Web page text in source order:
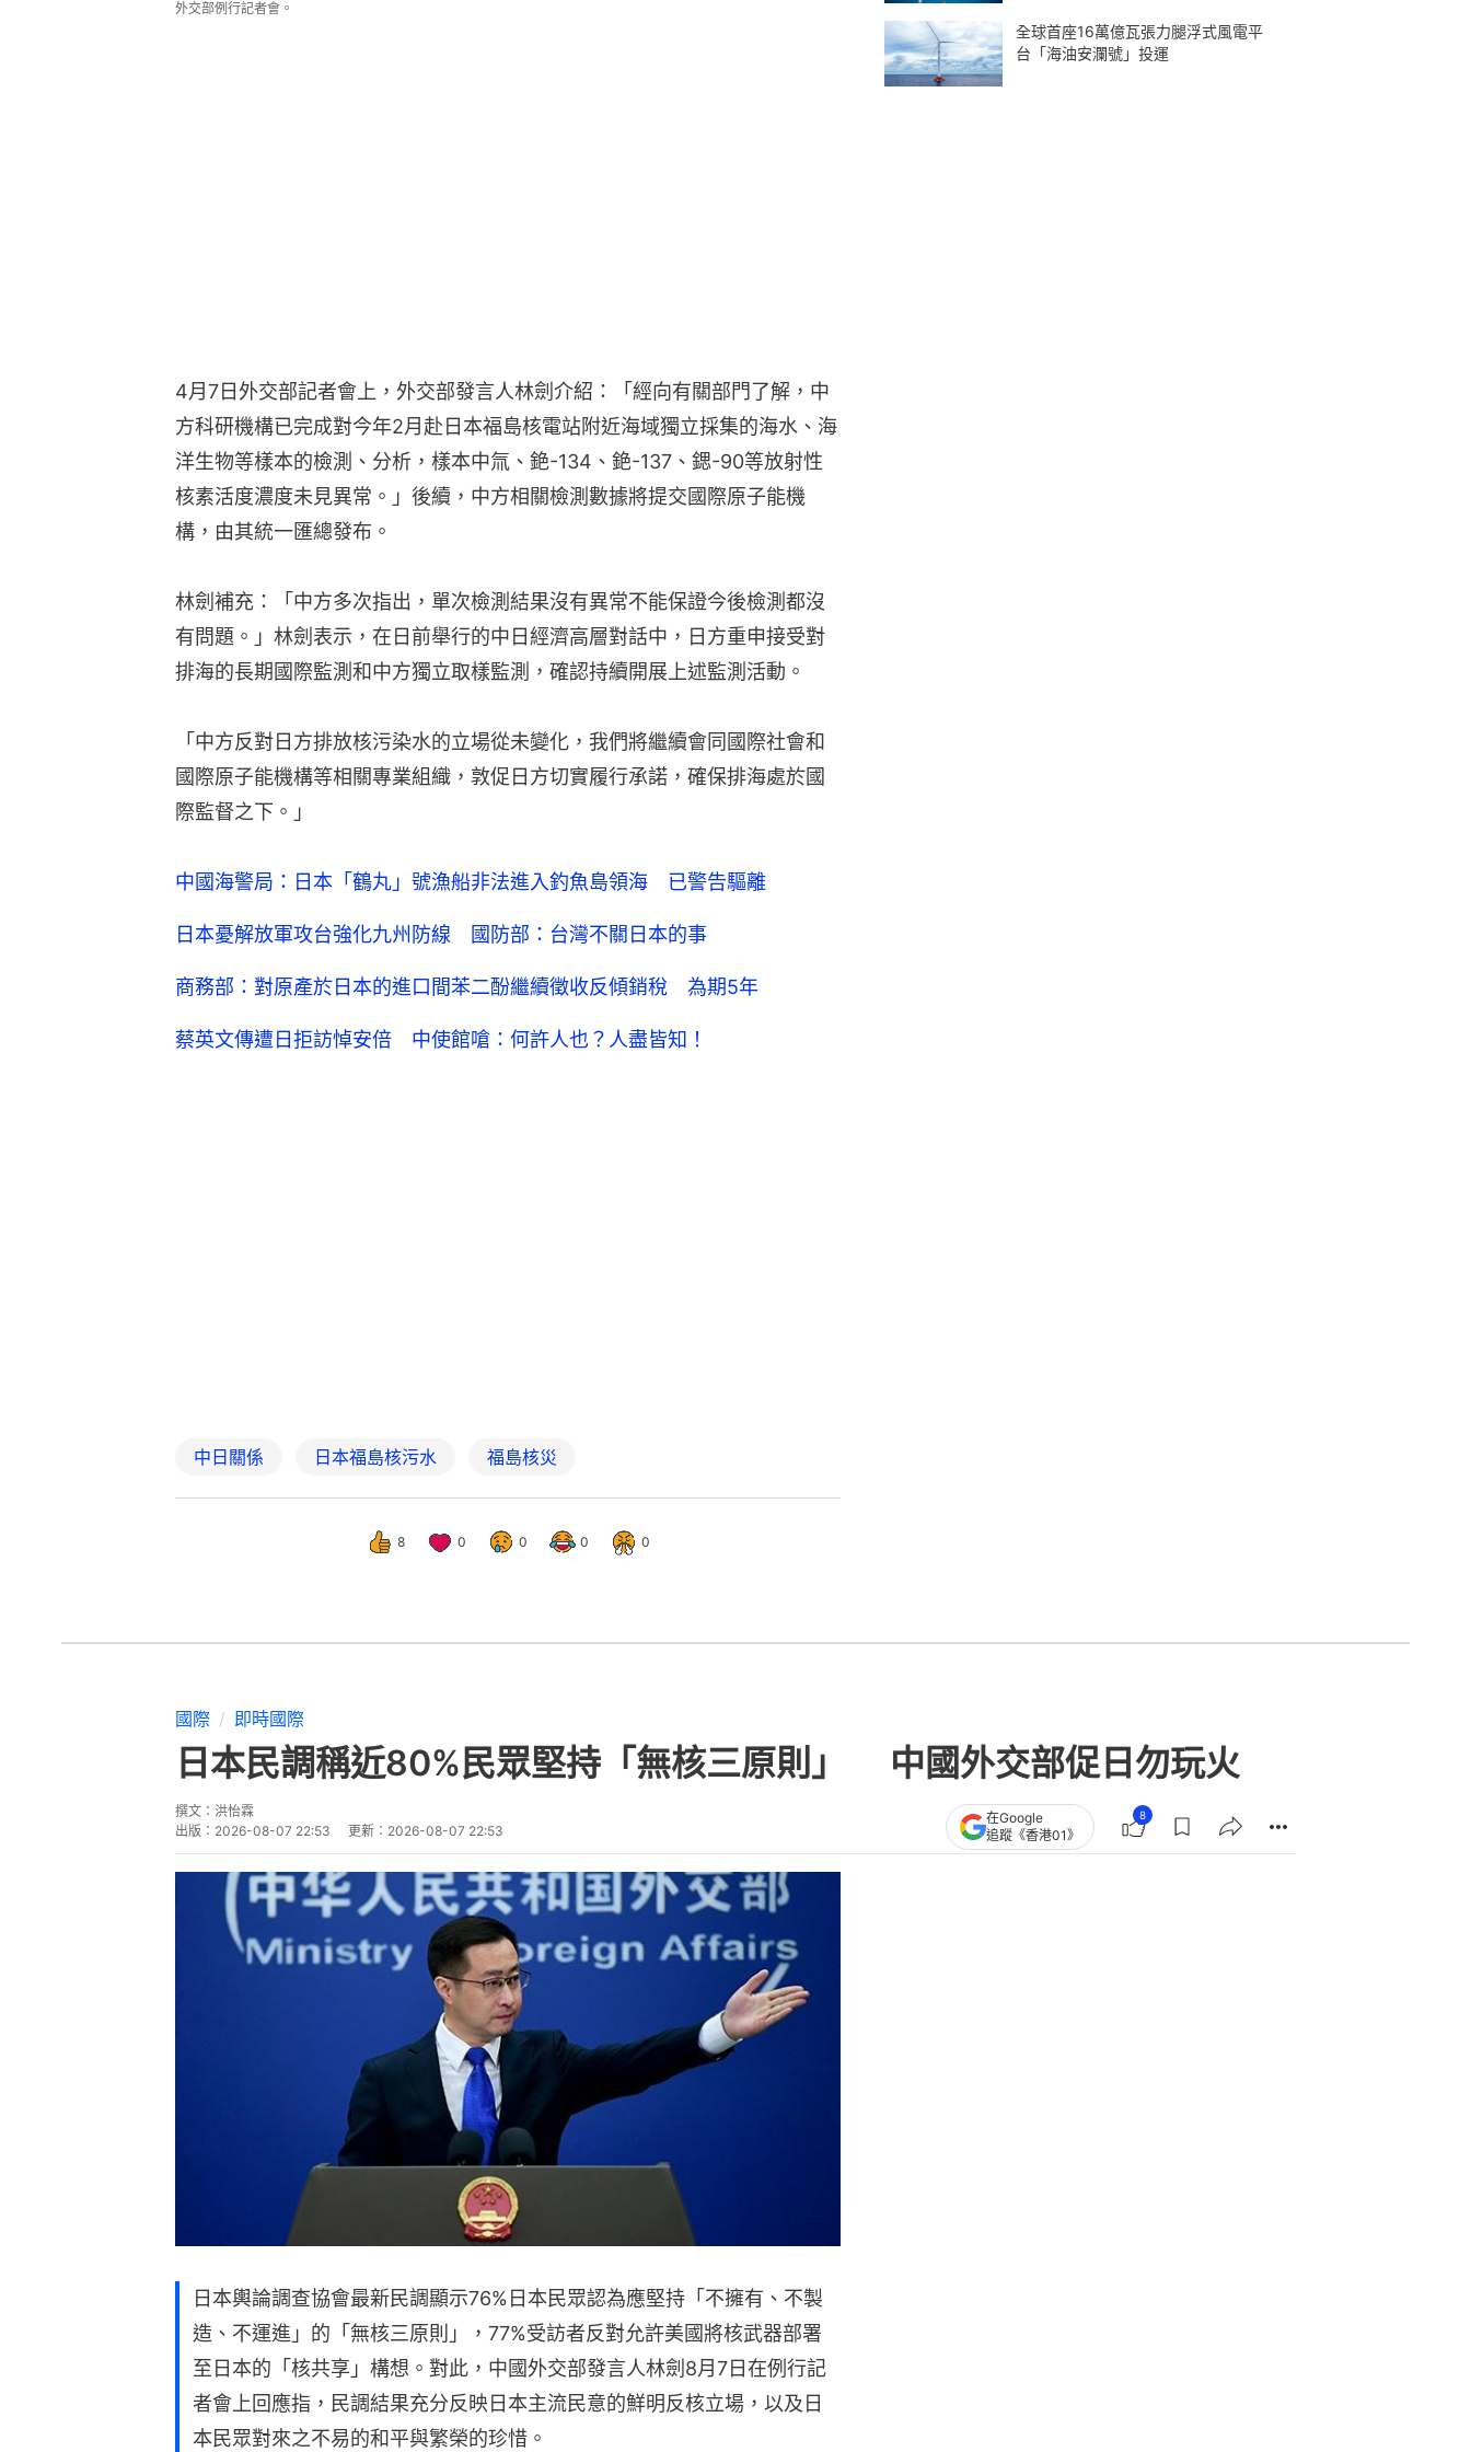
外交部例行記者會。
4月7日外交部記者會上，外交部發言人林劍介紹：「經向有關部門了解，中
方科研機構已完成對今年2月赴日本福島核電站附近海域獨立採集的海水、海
洋生物等樣本的檢測、分析，樣本中氚、銫-134、銫-137、鍶-90等放射性
核素活度濃度未見異常。」後續，中方相關檢測數據將提交國際原子能機
構，由其統一匯總發布。
林劍補充：「中方多次指出，單次檢測結果沒有異常不能保證今後檢測都沒
有問題。」林劍表示，在日前舉行的中日經濟高層對話中，日方重申接受對
排海的長期國際監測和中方獨立取樣監測，確認持續開展上述監測活動。
「中方反對日方排放核污染水的立場從未變化，我們將繼續會同國際社會和
國際原子能機構等相關專業組織，敦促日方切實履行承諾，確保排海處於國
際監督之下。」
中國海警局：日本「鶴丸」號漁船非法進入釣魚島領海 已警告驅離
日本憂解放軍攻台強化九州防線 國防部：台灣不關日本的事
商務部：對原產於日本的進口間苯二酚繼續徵收反傾銷稅 為期5年
蔡英文傳遭日拒訪悼安倍 中使館嗆：何許人也？人盡皆知！
中日關係 日本福島核污水 福島核災
8 0 0 0 0
全球首座16萬億瓦張力腿浮式風電平
台「海油安瀾號」投運
國際 即時國際
日本民調稱近80%民眾堅持「無核三原則」 中國外交部促日勿玩火
撰文： 洪怡霖
出版： 2026-08-07 22:53 更新： 2026-08-07 22:53
在Google
追蹤《香港01》
8
日本輿論調查協會最新民調顯示76%日本民眾認為應堅持「不擁有、不製
造、不運進」的「無核三原則」，77%受訪者反對允許美國將核武器部署
至日本的「核共享」構想。對此，中國外交部發言人林劍8月7日在例行記
者會上回應指，民調結果充分反映日本主流民意的鮮明反核立場，以及日
本民眾對來之不易的和平與繁榮的珍惜。